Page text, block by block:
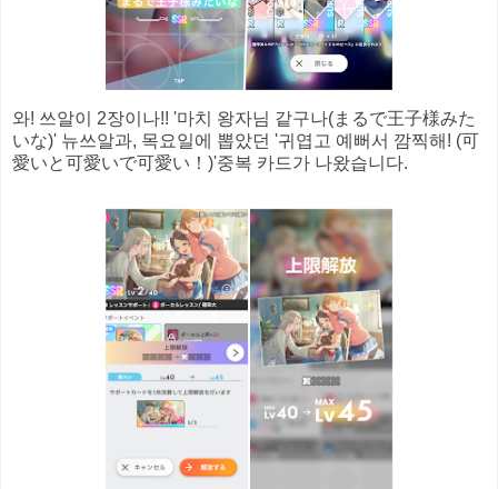
와! 쓰알이 2장이나!! '마치 왕자님 같구나(まるで王子様みた
いな)' 뉴쓰알과, 목요일에 뽑았던 '귀엽고 예뻐서 깜찍해! (可
愛いと可愛いで可愛い！)'중복 카드가 나왔습니다.